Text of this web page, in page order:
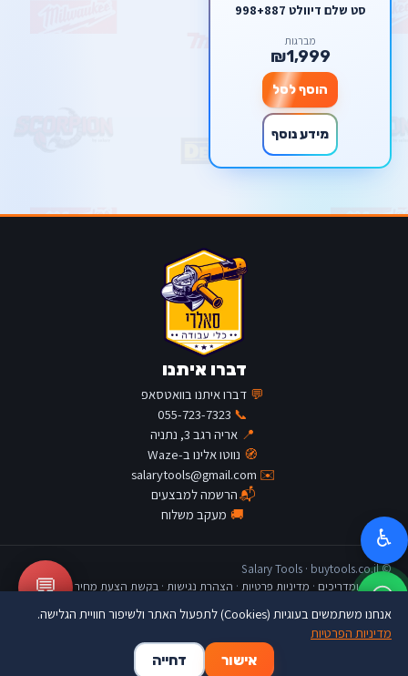
סט שלם דיוולט 998+887
מברגות
₪1,999
הוסף לסל
מידע נוסף
דברו איתנו
💬 דברו איתנו בוואטסאפ
📞
055-723-7323
📍 אריה רגב 3, נתניה
🧭 נווטו אלינו ב-Waze
✉️
salarytools@gmail.com
📬הרשמה למבצעים
🚚 מעקב משלוח
© Salary Tools · buytools.co.il
כתבות ומדריכים · מדיניות פרטיות · הצהרת נגישות · בקשת הצעת מחיר 💬
♿
🛒
אנחנו משתמשים בעוגיות (Cookies) לתפעול האתר ולשיפור חוויית הגלישה.
מדיניות הפרטיות
אישור
דחייה